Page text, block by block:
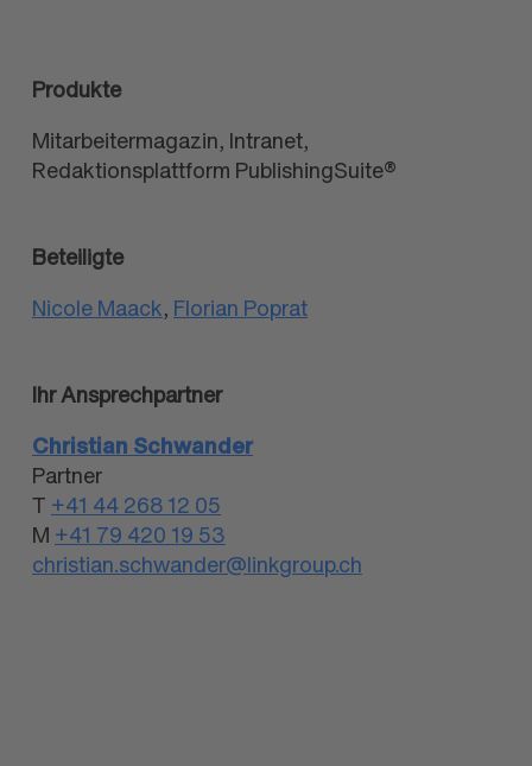
Produkte
Mitarbeitermagazin, Intranet,
Redaktionsplattform PublishingSuite®
Beteiligte
Nicole Maack, Florian Poprat
Ihr Ansprech­partner
Christian Schwander
Partner
T +41 44 268 12 05
M +41 79 420 19 53
christian.schwander@linkgroup.ch